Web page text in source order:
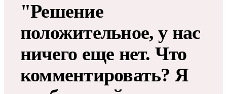
"Решение
положительное, у нас
ничего еще нет. Что
комментировать? Я